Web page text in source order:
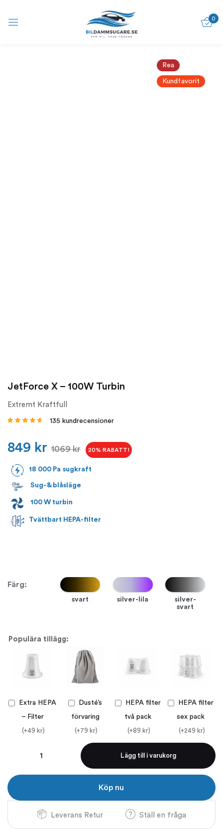
0
Rea
Kundfavorit
JetForce X – 100W Turbin
Extremt Kraftfull
kundrecensioner
135 kundrecensioner
849 kr 1069kr
18 000 Pa sugkraft
Sug- & blåsläge
100 W turbin
Tvättbart HEPA-filter
svart silver-lila
silver-
svart
Populära tillägg:
Extra HEPA
– Filter
(+49 kr)
Dusté’s
förvaring
(+79 kr)
HEPA filter
två pack
(+89 kr)
HEPA filter
sex pack
(+249 kr)
Lägg till i varukorg
Köp nu
Leverans Retur Ställ en fråga
Logga in